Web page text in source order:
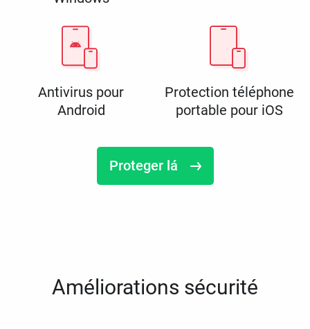
Antivirus pour
Android
Protection téléphone
portable pour iOS
Proteger lá
Améliorations sécurité